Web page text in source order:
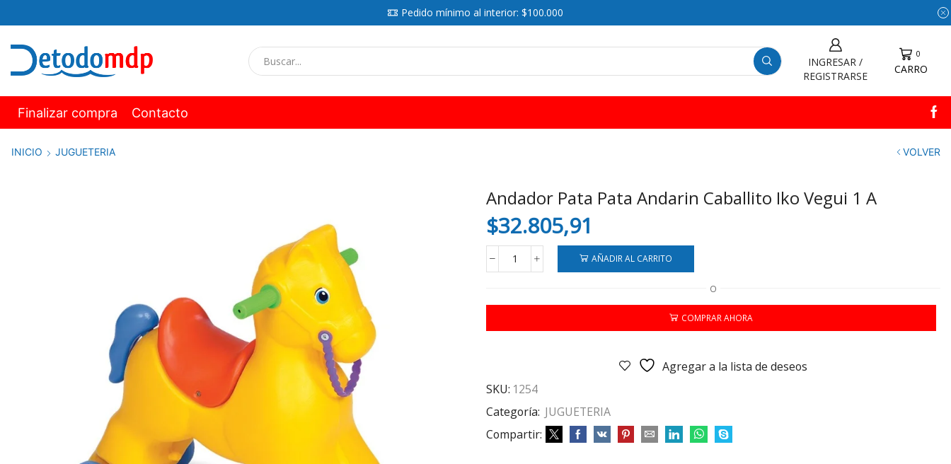
Pedido mínimo al interior: $100.000
INGRESAR /
REGISTRARSE
0
CARRO
Finalizar compra Contacto
INICIO JUGUETERIA VOLVER
Andador Pata Pata Andarin Caballito Iko Vegui 1 A
$32.805,91
Andador
Andarin
Iko
cantidad
AÑADIR AL CARRITO
O
COMPRAR AHORA
Agregar a la lista de deseos
SKU: 1254
Categoría: JUGUETERIA
Compartir: